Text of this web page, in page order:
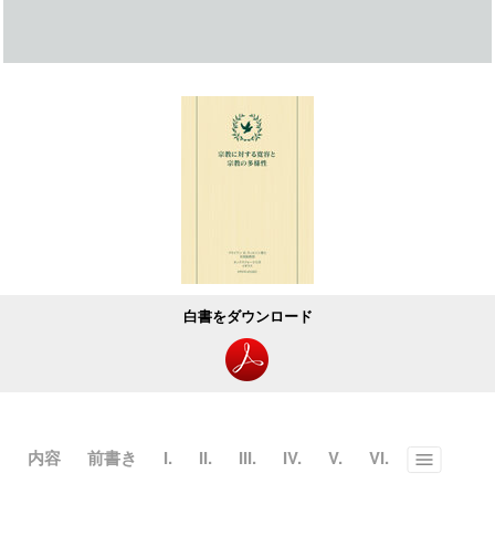
白書をダウンロード
内容 前書き I. II. III. IV. V. VI. Toggle